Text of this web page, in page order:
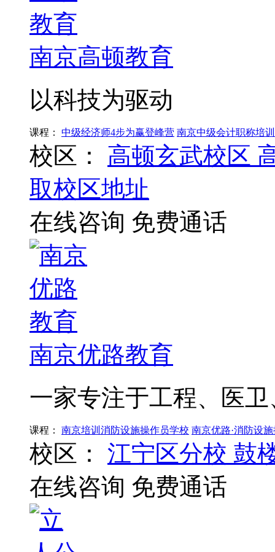
南京高顿教育
以科技为驱动
课程： 中级经济师4步为赢登峰营 南京中级会计职称培
校区： 高顿玄武校区
取校区地址
在线咨询 免费通话
南京优路教育
一家专注于工程、医
课程： 南京培训消防设施操作员学校 南京优路·消防设
校区： 江宁区分校 鼓
在线咨询 免费通话